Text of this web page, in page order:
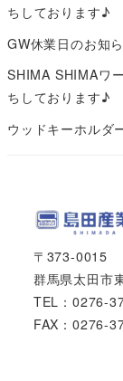
ちしております♪
GW休業日のお知
SHIMA SHIMAワ
ちしております♪
ウッドキーホルダ
〒373-0015
群馬県太田市
TEL：0276-
FAX：0276-